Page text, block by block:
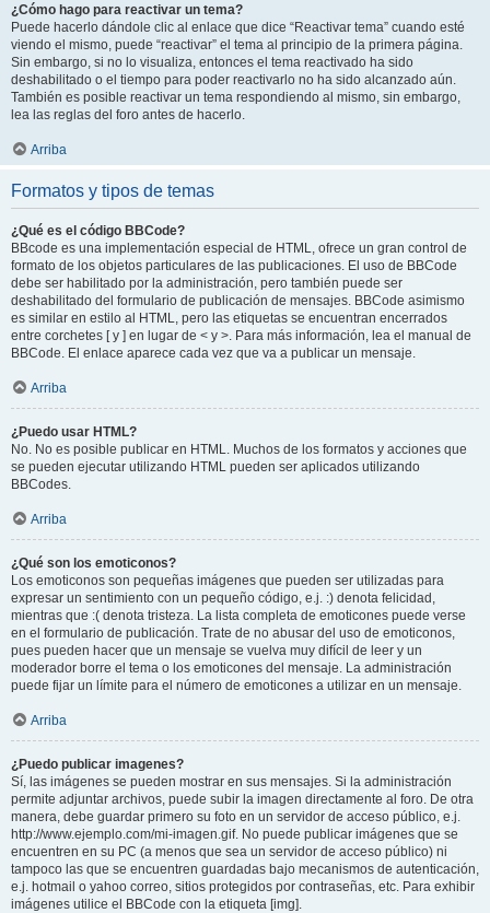
¿Cómo hago para reactivar un tema?
Puede hacerlo dándole clic al enlace que dice “Reactivar tema” cuando esté
viendo el mismo, puede “reactivar” el tema al principio de la primera página.
Sin embargo, si no lo visualiza, entonces el tema reactivado ha sido
deshabilitado o el tiempo para poder reactivarlo no ha sido alcanzado aún.
También es posible reactivar un tema respondiendo al mismo, sin embargo,
lea las reglas del foro antes de hacerlo.
Arriba
Formatos y tipos de temas
¿Qué es el código BBCode?
BBcode es una implementación especial de HTML, ofrece un gran control de
formato de los objetos particulares de las publicaciones. El uso de BBCode
debe ser habilitado por la administración, pero también puede ser
deshabilitado del formulario de publicación de mensajes. BBCode asimismo
es similar en estilo al HTML, pero las etiquetas se encuentran encerrados
entre corchetes [ y ] en lugar de < y >. Para más información, lea el manual de
BBCode. El enlace aparece cada vez que va a publicar un mensaje.
Arriba
¿Puedo usar HTML?
No. No es posible publicar en HTML. Muchos de los formatos y acciones que
se pueden ejecutar utilizando HTML pueden ser aplicados utilizando
BBCodes.
Arriba
¿Qué son los emoticonos?
Los emoticonos son pequeñas imágenes que pueden ser utilizadas para
expresar un sentimiento con un pequeño código, e.j. :) denota felicidad,
mientras que :( denota tristeza. La lista completa de emoticones puede verse
en el formulario de publicación. Trate de no abusar del uso de emoticonos,
pues pueden hacer que un mensaje se vuelva muy difícil de leer y un
moderador borre el tema o los emoticones del mensaje. La administración
puede fijar un límite para el número de emoticones a utilizar en un mensaje.
Arriba
¿Puedo publicar imagenes?
Sí, las imágenes se pueden mostrar en sus mensajes. Si la administración
permite adjuntar archivos, puede subir la imagen directamente al foro. De otra
manera, debe guardar primero su foto en un servidor de acceso público, e.j.
http://www.ejemplo.com/mi-imagen.gif. No puede publicar imágenes que se
encuentren en su PC (a menos que sea un servidor de acceso público) ni
tampoco las que se encuentren guardadas bajo mecanismos de autenticación,
e.j. hotmail o yahoo correo, sitios protegidos por contraseñas, etc. Para exhibir
imágenes utilice el BBCode con la etiqueta [img].